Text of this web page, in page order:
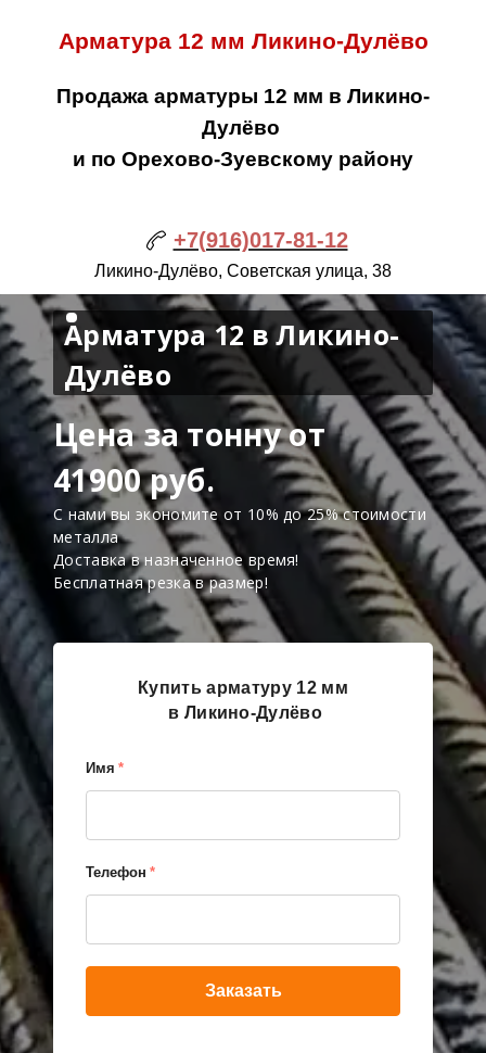
Арматура 12 мм Ликино-Дулёво
Продажа арматуры 12 мм в Ликино-
Дулёво
и по Орехово-Зуевскому району
+7(916)017-81-12
Ликино-Дулёво, Советская улица, 38
Арматура 12 в Ликино-
Дулёво
Цена за тонну от
41900 руб.
С нами вы экономите от 10% до 25% стоимости
металла
Доставка в назначенное время!
Бесплатная резка в размер!
Купить арматуру 12 мм
в Ликино-Дулёво
Имя *
Телефон *
Заказать